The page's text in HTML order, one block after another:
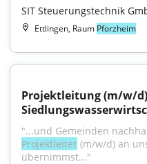
SIT Steuerungstechnik
Ettlingen, Raum Pforzheim
Projektleitung (m/w/d)
Projektleiter (m/w/d) an
übernimmst..."